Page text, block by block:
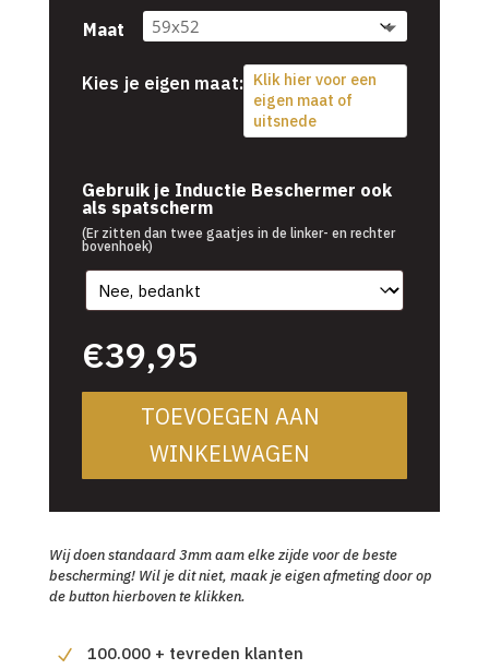
Maat
Kies je eigen maat: Klik hier voor een
eigen maat of
uitsnede
€39,95
Gebruik je Inductie Beschermer ook
als spatscherm
(Er zitten dan twee gaatjes in de linker- en rechter
bovenhoek)
€39,95
TOEVOEGEN AAN
WINKELWAGEN
Wij doen standaard 3mm aam elke zijde voor de beste
bescherming! Wil je dit niet, maak je eigen afmeting door op
de button hierboven te klikken.
100.000 + tevreden klanten